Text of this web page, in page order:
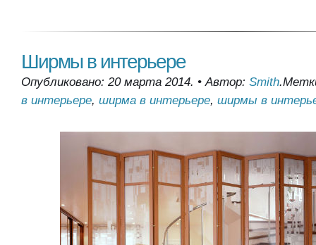
Ширмы в интерьере
Опубликовано: 20 марта 2014. •Автор: Smith.
в интерьере, ширма в интерьере, ширмы в